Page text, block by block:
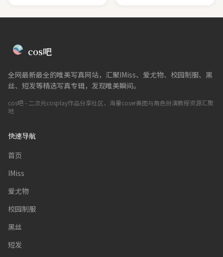
cos吧
全网最新最全的唯美写真网站，汇聚IMiss、爱尤物、校园制服、黑
丝、短发等精选写真专辑，发现唯美瞬间。
cos吧 - 二次元cosplay作品分享社区，海量coser美图与角色扮演教程资源汇聚
地
快速导航
首页
IMiss
爱尤物
校园制服
黑丝
短发